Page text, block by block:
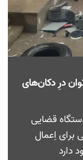
درِ دکان‌های
قضایی
برای اِعمال
دارد